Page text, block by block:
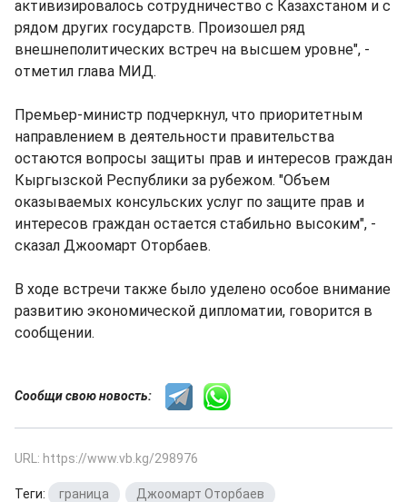
активизировалось сотрудничество с Казахстаном и с
рядом других государств. Произошел ряд
внешнеполитических встреч на высшем уровне", -
отметил глава МИД.
Премьер-министр подчеркнул, что приоритетным
направлением в деятельности правительства
остаются вопросы защиты прав и интересов граждан
Кыргызской Республики за рубежом. "Объем
оказываемых консульских услуг по защите прав и
интересов граждан остается стабильно высоким", -
сказал Джоомарт Оторбаев.
В ходе встречи также было уделено особое внимание
развитию экономической дипломатии, говорится в
сообщении.
Сообщи свою новость:
URL: https://www.vb.kg/298976
Теги: граница Джоомарт Оторбаев